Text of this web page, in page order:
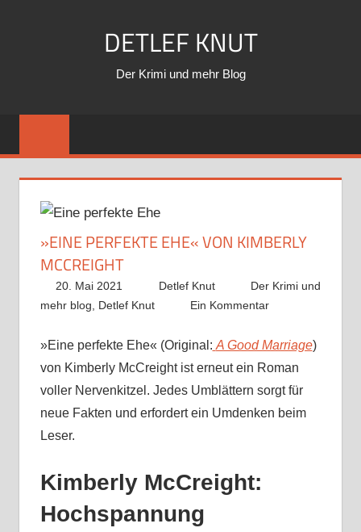
DETLEF KNUT
Der Krimi und mehr Blog
»EINE PERFEKTE EHE« VON KIMBERLY
MCCREIGHT
20. Mai 2021 Detlef Knut
Der Krimi und
mehr blog, Detlef Knut Ein Kommentar
»Eine perfekte Ehe« (Original: A Good Marriage)
von Kimberly McCreight ist erneut ein Roman
voller Nervenkitzel. Jedes Umblättern sorgt für
neue Fakten und erfordert ein Umdenken beim
Leser.
Kimberly McCreight:
Hochspannung